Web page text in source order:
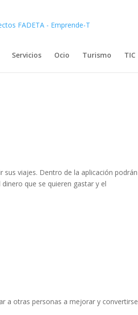
Servicios Ocio Turismo TIC
sus viajes. Dentro de la aplicación podrán
que se quieren gastar y el
a otras personas a mejorar y convertirse